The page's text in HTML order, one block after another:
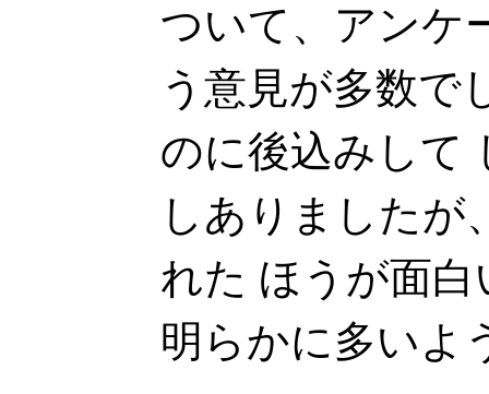
ついて、アンケ
う意見が多数で
のに後込みして
しありましたが
れた ほうが面
明らかに多いよ